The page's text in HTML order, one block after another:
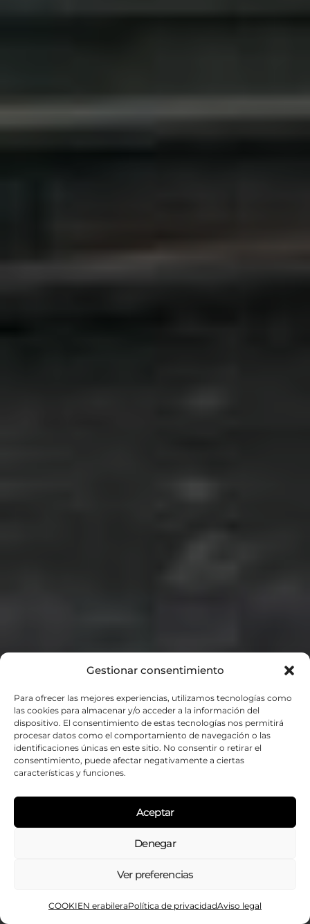
Gestionar consentimiento
Para ofrecer las mejores experiencias, utilizamos tecnologías como
las cookies para almacenar y/o acceder a la información del
dispositivo. El consentimiento de estas tecnologías nos permitirá
procesar datos como el comportamiento de navegación o las
identificaciones únicas en este sitio. No consentir o retirar el
consentimiento, puede afectar negativamente a ciertas
características y funciones.
Aceptar
Denegar
Ver preferencias
COOKIEN erabileraPolítica de privacidadAviso legal
Turismo
Urdaibai apuesta
por seguir
reforzando su
posicionamiento
como destino
cicloturista con
nuevas actuaciones